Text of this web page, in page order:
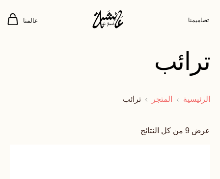
تصاميمنا عالمنا
ترائب
الرئيسية المتجر ترائب
عرض ⁦9⁩ من كل النتائج